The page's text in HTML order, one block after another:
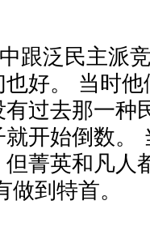
跟泛民主派
好。 当时
过去那一种
开始倒数。
菁英和凡人
到特首。